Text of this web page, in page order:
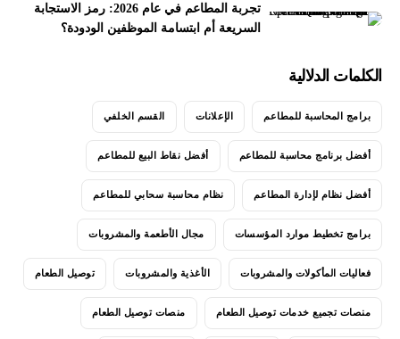
تجربة المطاعم في عام 2026: رمز الاستجابة
السريعة أم ابتسامة الموظفين الودودة؟
الكلمات الدلالية
برامج المحاسبة للمطاعم الإعلانات القسم الخلفي
أفضل برنامج محاسبة للمطاعم أفضل نقاط البيع للمطاعم
أفضل نظام لإدارة المطاعم نظام محاسبة سحابي للمطاعم
برامج تخطيط موارد المؤسسات مجال الأطعمة والمشروبات
فعاليات المأكولات والمشروبات الأغذية والمشروبات توصيل الطعام
منصات تجميع خدمات توصيل الطعام منصات توصيل الطعام